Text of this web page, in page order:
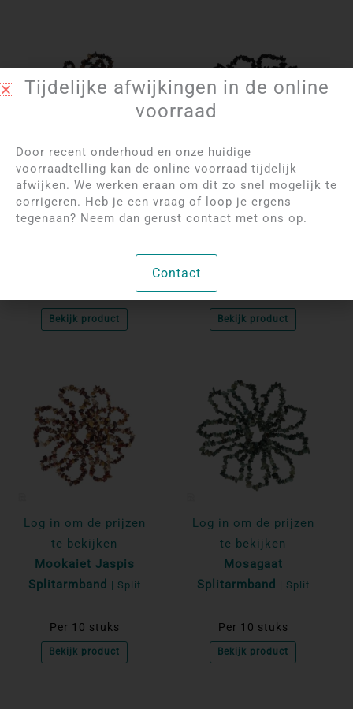
Log in om de prijzen
te bekijken
| Split
Bekijk product
Log in om de prijzen
te bekijken
Splitarmband
Bekijk product
Log in om de prijzen
te bekijken
Mookaiet Jaspis
Splitarmband | Split
Per 10 stuks
Bekijk product
Log in om de prijzen
te bekijken
Mosagaat
Splitarmband | Split
Per 10 stuks
Bekijk product
Tijdelijke afwijkingen in de online
voorraad
Door recent onderhoud en onze huidige
voorraadtelling kan de online voorraad tijdelijk
afwijken. We werken eraan om dit zo snel mogelijk te
corrigeren. Heb je een vraag of loop je ergens
tegenaan? Neem dan gerust contact met ons op.
Contact